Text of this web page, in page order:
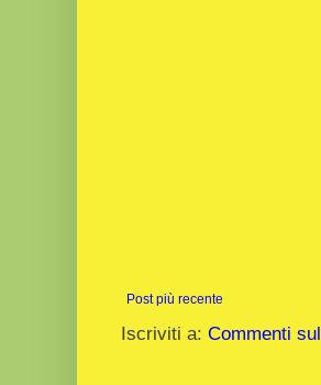
Post più recente
Iscriviti a: Commenti